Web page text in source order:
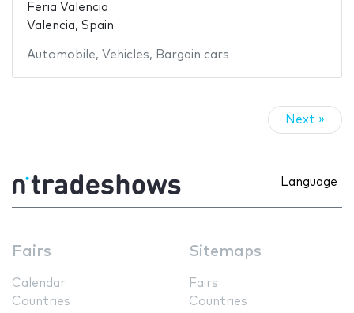
Feria Valencia
Valencia, Spain
Automobile, Vehicles, Bargain cars
Next »
Language
Fairs
Calendar
Countries
Sitemaps
Fairs
Countries